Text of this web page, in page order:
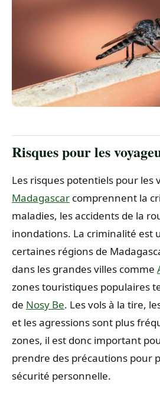
Risques pour les
Les risques potentiels pour les
Madagascar comprennent la
maladies, les accidents de la
inondations. La criminalité est
certaines régions de
dans les grandes villes comme
zones touristiques populaires
de Nosy Be. Les vols à la tire,
et les agressions sont plus
zones, il est donc important
prendre des précautions pour
sécurité personnelle.